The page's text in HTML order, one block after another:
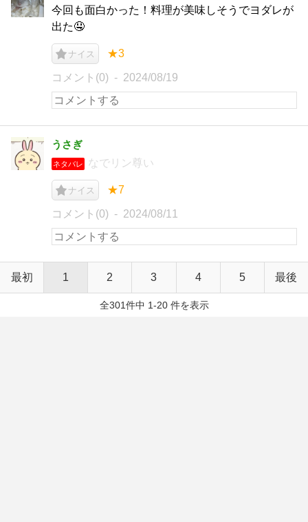
今回も面白かった！料理が美味しそうでヨダレが
出た🤤
ナイス ★3
コメント(0) 2024/08/19
うさぎ
ネタバレ なでリン尊い
ナイス ★7
コメント(0) 2024/08/11
最初 1 2 3 4 5 最後
全301件中 1-20 件を表示